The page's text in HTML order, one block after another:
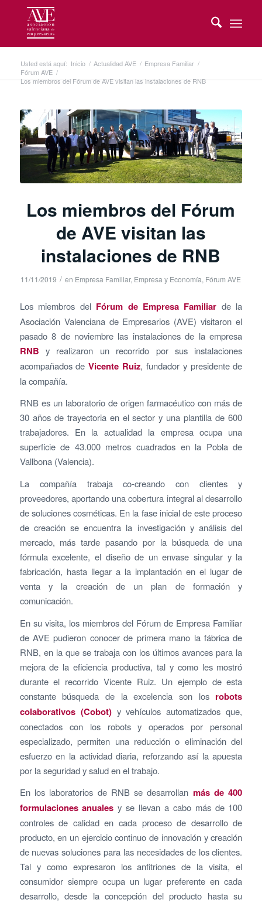
Usted está aquí: Inicio / Actualidad AVE / Empresa Familiar /
Fórum AVE /
Los miembros del Fórum de AVE visitan las instalaciones de RNB
Los miembros del Fórum
de AVE visitan las
instalaciones de RNB
11/11/2019 / en Empresa Familiar, Empresa y Economía, Fórum AVE
Los miembros del Fórum de Empresa Familiar de la
Asociación Valenciana de Empresarios (AVE) visitaron el
pasado 8 de noviembre las instalaciones de la empresa
RNB y realizaron un recorrido por sus instalaciones
acompañados deVicente Ruiz, fundador y presidente de
la compañía.
RNB es un laboratorio de origen farmacéutico con más de
30 años de trayectoria en el sector y una plantilla de 600
trabajadores. En la actualidad la empresa ocupa una
superficie de 43.000 metros cuadrados en la Pobla de
Vallbona (Valencia).
La compañía trabaja co-creando con clientes y
proveedores, aportando una cobertura integral al desarrollo
de soluciones cosméticas. En la fase inicial de este proceso
de creación se encuentra la investigación y análisis del
mercado, más tarde pasando por la búsqueda de una
fórmula excelente, el diseño de un envase singular y la
fabricación, hasta llegar a la implantación en el lugar de
venta y la creación de un plan de formación y
comunicación.
En su visita, los miembros del Fórum de Empresa Familiar
de AVE pudieron conocer de primera mano la fábrica de
RNB, en la que se trabaja con los últimos avances para la
mejora de la eficiencia productiva, tal y como les mostró
durante el recorrido Vicente Ruiz. Un ejemplo de esta
constante búsqueda de la excelencia son losrobots
colaborativos (Cobot)y vehículos automatizados que,
conectados con los robots y operados por personal
especializado, permiten una reducción o eliminación del
esfuerzo en la actividad diaria, reforzando así la apuesta
por la seguridad y salud en el trabajo.
En los laboratorios de RNB se desarrollan más de 400
formulaciones anuales y se llevan a cabo más de 100
controles de calidad en cada proceso de desarrollo de
producto, en un ejercicio continuo de innovación y creación
de nuevas soluciones para las necesidades de los clientes.
Tal y como expresaron los anfitriones de la visita, el
consumidor siempre ocupa un lugar preferente en cada
desarrollo, desde la concepción del producto hasta su